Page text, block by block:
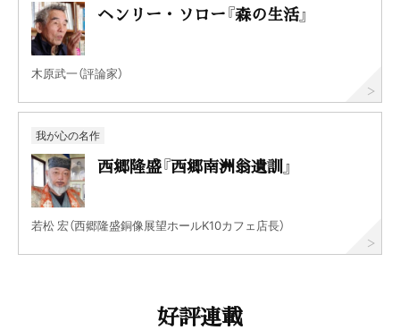
ヘンリー・ソロー『森の生活』
木原武一（評論家）
我が心の名作
西郷隆盛『西郷南洲翁遺訓』
若松 宏（西郷隆盛銅像展望ホールK10カフェ店長）
好評連載